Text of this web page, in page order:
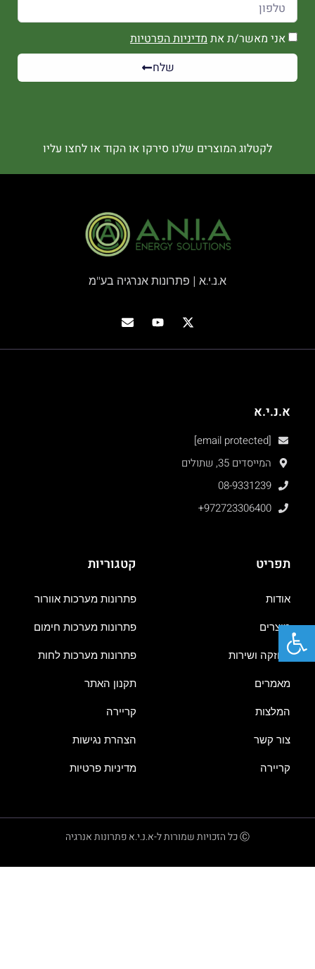
אני מאשר/ת את מדיניות הפרטיות
שלח
לקטלוג המוצרים שלנו סירקו או הקוד או לחצו עליו
א.נ.י.א | פתרונות אנרגיה בע"מ
א.נ.י.א
[email protected]
המייסדים 35, שתולים
08-9331239
+972723306400
תפריט
אודות
מוצרים
אחזקה ושירות
מאמרים
המלצות
צור קשר
קריירה
קטגוריות
פתרונות מערכות אוורור
פתרונות מערכות חימום
פתרונות מערכות לחות
תקנון האתר
קריירה
הצהרת נגישות
מדיניות פרטיות
Ⓒ כל הזכויות שמורות ל-א.נ.י.א פתרונות אנרגיה
פתח סרגל נגישות